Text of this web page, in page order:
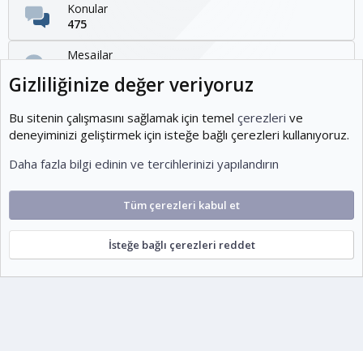
Konular
475
Mesajlar
1,954
Son üye
KOEditor
Cookies Ko-ParsV2
Türkçe (TR)
Gizlilik politikası Yardım Ana sayfa
S
escort
Gizliliğinize değer veriyoruz
Bu sitenin çalışmasını sağlamak için temel çerezleri ve
deneyiminizi geliştirmek için isteğe bağlı çerezleri kullanıyoruz.
Daha fazla bilgi edinin ve tercihlerinizi yapılandırın
Tüm çerezleri kabul et
İsteğe bağlı çerezleri reddet